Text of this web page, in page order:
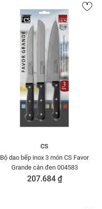
CS
Bộ dao bếp inox 3 món CS Favor
Grande cán đen 004583
207.684 ₫